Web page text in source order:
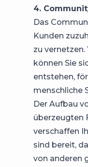
4.
Das
Kunden
zu
können Sie
entstehen,
menschliche
Der Aufbau
überzeugten
verschaffen
sind bereit,
von anderen